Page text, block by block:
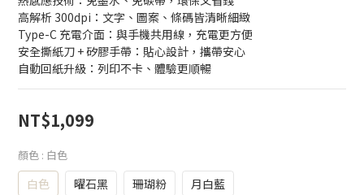
高解析 300dpi：文字、圖案、條碼皆清晰細緻
Type-C 充電介面：與手機共用線，充電更方便
安全撕紙刀 + 矽膠手帶：貼心設計，攜帶安心
自動回紙升級：列印不卡、體驗更順暢
NT$1,099
顏色 : 白色
白色 曜石黑 珊瑚粉 月白藍